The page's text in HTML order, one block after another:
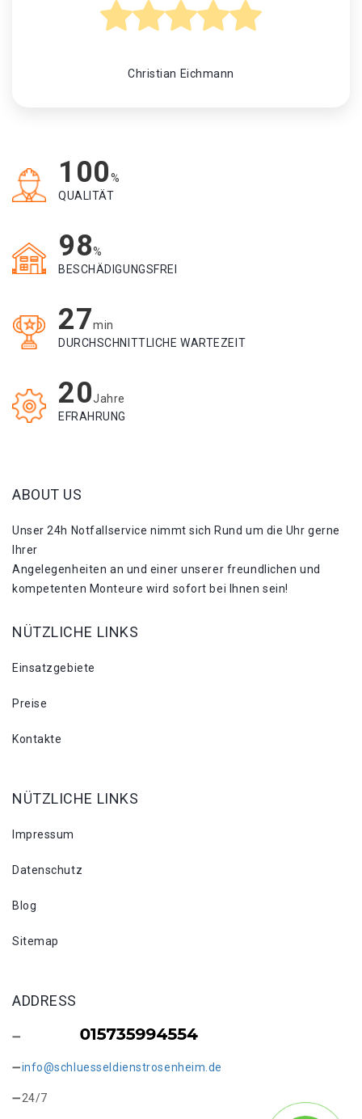
Christian Eichmann
100%
QUALITÄT
98%
BESCHÄDIGUNGSFREI
27min
DURCHSCHNITTLICHE WARTEZEIT
20Jahre
EFRAHRUNG
ABOUT US
Unser 24h Notfallservice nimmt sich Rund um die Uhr gerne
Ihrer
Angelegenheiten an und einer unserer freundlichen und
kompetenten Monteure wird sofort bei Ihnen sein!
NÜTZLICHE LINKS
Einsatzgebiete
Preise
Kontakte
NÜTZLICHE LINKS
Impressum
Datenschutz
Blog
Sitemap
ADDRESS
info@schluesseldienstrosenheim.de
24/7